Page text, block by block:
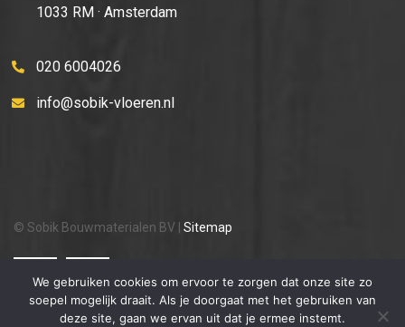
1033 RM · Amsterdam
020 6004026
info@sobik-vloeren.nl
© Sobik Bouwmaterialen BV | Sitemap
We gebruiken cookies om ervoor te zorgen dat onze site zo
soepel mogelijk draait. Als je doorgaat met het gebruiken van
deze site, gaan we ervan uit dat je ermee instemt.